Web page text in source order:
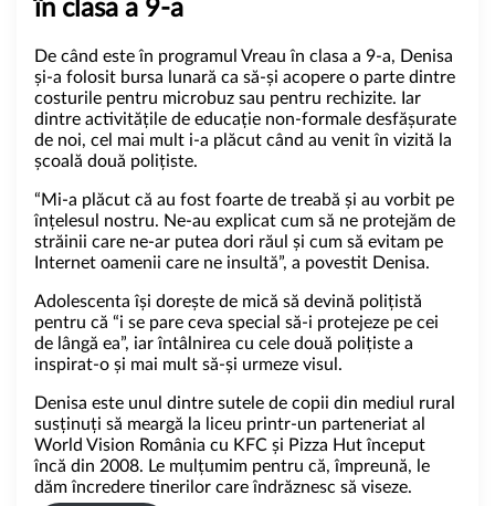
în clasa a 9-a
De când este în programul Vreau în clasa a 9-a, Denisa
și-a folosit bursa lunară ca să-și acopere o parte dintre
costurile pentru microbuz sau pentru rechizite. Iar
dintre activitățile de educație non-formale desfășurate
de noi, cel mai mult i-a plăcut când au venit în vizită la
școală două polițiste.
“Mi-a plăcut că au fost foarte de treabă și au vorbit pe
înțelesul nostru. Ne-au explicat cum să ne protejăm de
străinii care ne-ar putea dori răul și cum să evitam pe
Internet oamenii care ne insultă”, a povestit Denisa.
Adolescenta își dorește de mică să devină polițistă
pentru că “i se pare ceva special să-i protejeze pe cei
de lângă ea”, iar întâlnirea cu cele două polițiste a
inspirat-o și mai mult să-și urmeze visul.
Denisa este unul dintre sutele de copii din mediul rural
susținuți să meargă la liceu printr-un parteneriat al
World Vision România cu KFC și Pizza Hut început
încă din 2008. Le mulțumim pentru că, împreună, le
dăm încredere tinerilor care îndrăznesc să viseze.